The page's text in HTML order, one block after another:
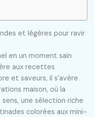
et légères pour ravir
en un moment sain
aux recettes
et saveurs, il s’avère
maison, où la
une sélection riche
colorées aux mini-